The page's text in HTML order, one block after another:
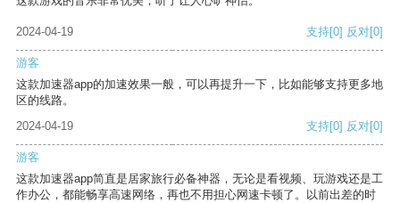
2024-04-19 支持[0] 反对[0]
游客
这款加速器app的加速效果一般，可以再提升一下，比如能够支持更多地
区的线路。
2024-04-19
支持[0] 反对[0]
游客
这款加速器app简直是居家旅行必备神器，无论是看视频、玩游戏还是工
作办公，都能畅享高速网络，再也不用担心网速卡顿了。以前出差的时